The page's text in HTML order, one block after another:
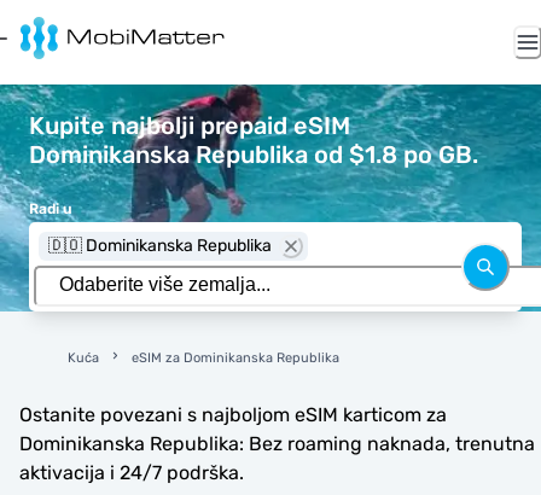
Kupite najbolji prepaid eSIM
Dominikanska Republika od $1.8 po GB.
Radi u
🇩🇴 Dominikanska Republika
Kuća eSIM za Dominikanska Republika
Ostanite povezani s najboljom eSIM karticom za
Dominikanska Republika: Bez roaming naknada, trenutna
aktivacija i 24/7 podrška.